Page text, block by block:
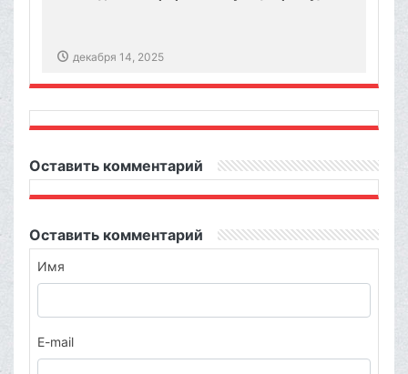
декабря 14, 2025
Оставить комментарий
Оставить комментарий
Имя
E-mail